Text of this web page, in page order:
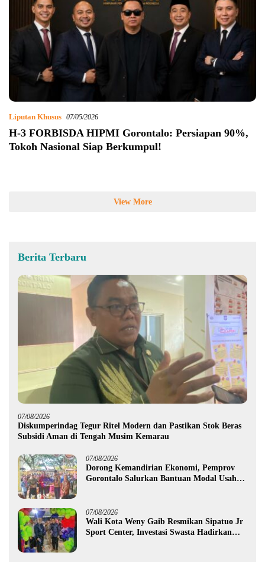
Liputan Khusus 07/05/2026
​H-3 FORBISDA HIPMI Gorontalo: Persiapan 90%,
Tokoh Nasional Siap Berkumpul!
View More
Berita Terbaru
07/08/2026
Diskumperindag Tegur Ritel Modern dan Pastikan Stok Beras
Subsidi Aman di Tengah Musim Kemarau
07/08/2026
Dorong Kemandirian Ekonomi, Pemprov
Gorontalo Salurkan Bantuan Modal Usaha
07/08/2026
Wali Kota Weny Gaib Resmikan Sipatuo Jr
Sport Center, Investasi Swasta Hadirkan